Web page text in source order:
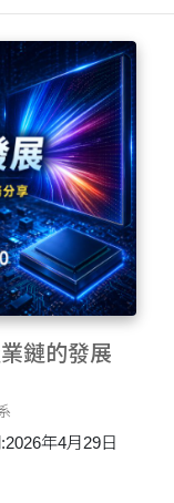
鏈的發展
年4月29日